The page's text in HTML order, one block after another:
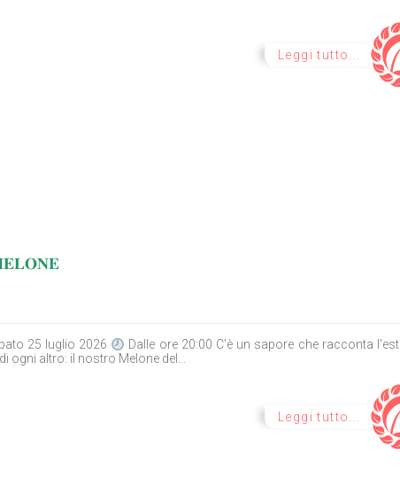
Leggi tutto...
25 luglio 2026
Dalle ore 20:00 C'è un sapore che racconta
ogni altro: il nostro Melone del...
Leggi tutto...